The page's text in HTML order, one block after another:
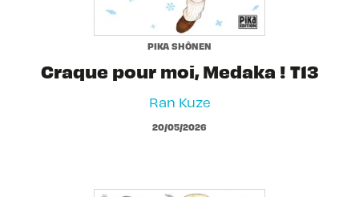
PIKA SHÔNEN
Craque pour moi, Medaka ! T13
Ran Kuze
20/05/2026